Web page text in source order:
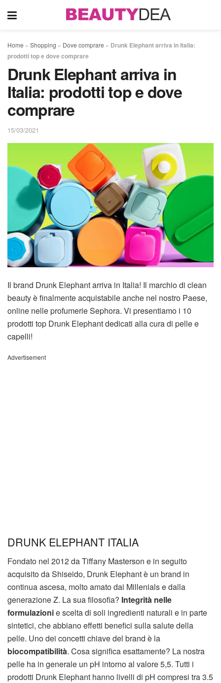
Home » Shopping » Dove comprare » Drunk Elephant arriva in Italia:
prodotti top e dove comprare
Drunk Elephant arriva in
Italia: prodotti top e dove
comprare
15/03/2021
Il brand Drunk Elephant arriva in Italia! Il marchio di clean
beauty è finalmente acquistabile anche nel nostro Paese,
online nelle profumerie Sephora. Vi presentiamo i 10
prodotti top Drunk Elephant dedicati alla cura di pelle e
capelli!
Advertisement
DRUNK ELEPHANT ITALIA
Fondato nel 2012 da Tiffany Masterson e in seguito
acquisito da Shiseido, Drunk Elephant è un brand in
continua ascesa, molto amato dai Millenials e dalla
generazione Z. La sua filosofia? Integrità nelle
formulazionie scelta di soli ingredienti naturali e in parte
sintetici, che abbiano effetti benefici sulla salute della
pelle. Uno dei concetti chiave del brand è la
biocompatibilità. Cosa significa esattamente? La nostra
pelle ha in generale un pH intorno al valore 5,5. Tutti i
prodotti Drunk Elephant hanno livelli di pH compresi tra 3.5